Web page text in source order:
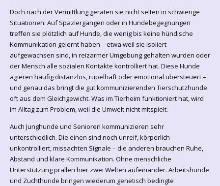
Doch nach der Vermittlung geraten sie nicht selten in schwierige
Situationen: Auf Spaziergängen oder in Hundebegegnungen
treffen sie plötzlich auf Hunde, die wenig bis keine hündische
Kommunikation gelernt haben – etwa weil sie isoliert
aufgewachsen sind, in reizarmer Umgebung gehalten wurden oder
der Mensch alle sozialen Kontakte kontrolliert hat. Diese Hunde
agieren häufig distanzlos, rüpelhaft oder emotional übersteuert –
und genau das bringt die gut kommunizierenden Tierschutzhunde
oft aus dem Gleichgewicht. Was im Tierheim funktioniert hat, wird
im Alltag zum Problem, weil die Umwelt nicht mitspielt.
Auch Junghunde und Senioren kommunizieren sehr
unterschiedlich. Die einen sind noch unreif, körperlich
unkontrolliert, missachten Signale – die anderen brauchen Ruhe,
Abstand und klare Kommunikation. Ohne menschliche
Unterstützung prallen hier zwei Welten aufeinander. Arbeitshunde
und Zuchthunde bringen wiederum genetisch bedingte